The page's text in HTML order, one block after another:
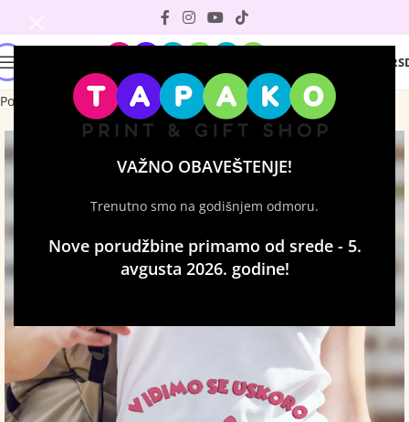
VAŽNO OBAVEŠTENJE!
Trenutno smo na godišnjem odmoru.
Nove porudžbine primamo od srede - 5.
avgusta 2026. godine!
Početna Majice sa štampom Ženske majice